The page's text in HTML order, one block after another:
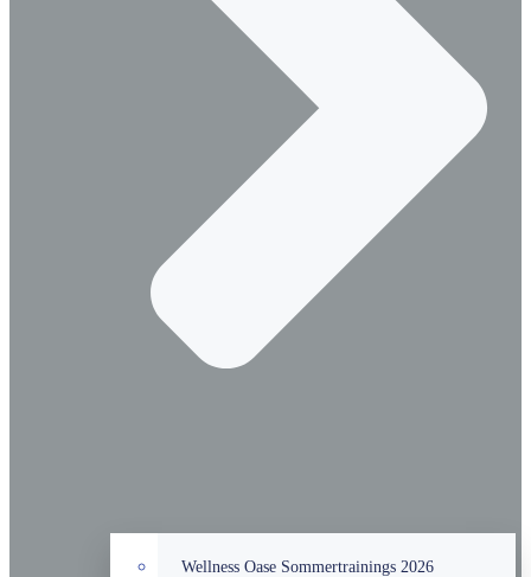
Wellness Oase Sommertrainings 2026